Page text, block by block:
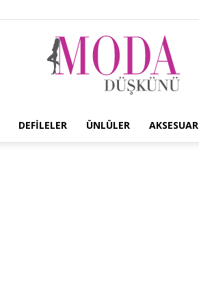
DEFILELER ÜNLÜLER AKSESUAR